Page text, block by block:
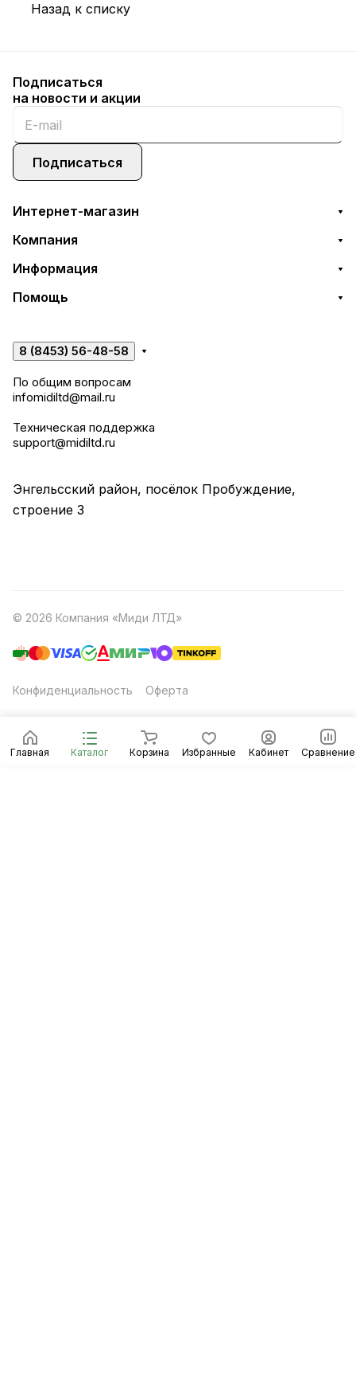
Назад к списку
Главная Каталог Корзина Избранные Кабинет Сравнение
Подписаться
на новости и акции
Подписаться
Интернет-магазин
Компания
Информация
Помощь
8 (8453) 56-48-58
По общим вопросам
infomidiltd@mail.ru
Техническая поддержка
support@midiltd.ru
Энгельсский район, посёлок Пробуждение,
строение 3
© 2026 Компания «Миди ЛТД»
Конфиденциальность Оферта